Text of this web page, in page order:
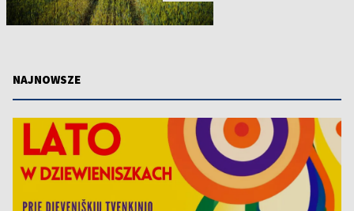
NAJNOWSZE